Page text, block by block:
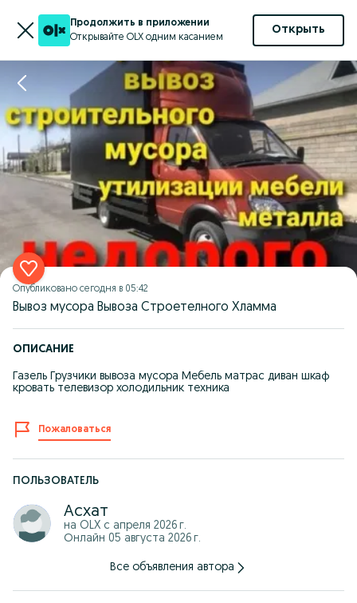
Продолжить в приложении
Открывайте OLX одним касанием
Открыть
Опубликовано сегодня в 05:42
Вывоз мусора Вывоза Строетелного Хламма
ОПИСАНИЕ
Газель Грузчики вывоза мусора Мебель матрас диван шкаф
кровать телевизор холодильник техника
Пожаловаться
ПОЛЬЗОВАТЕЛЬ
Асхат
на OLX с апреля 2026 г.
Онлайн 05 августа 2026 г.
Все объявления автора